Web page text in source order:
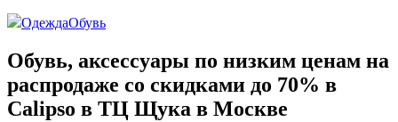
ОдеждаОбувь
Обувь, аксессуары по низким ценам на
распродаже со скидками до 70% в
Calipso в ТЦ Щука в Москве